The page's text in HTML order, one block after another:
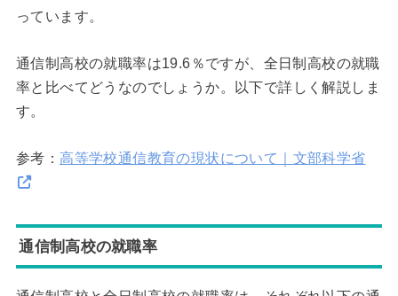
っています。
通信制高校の就職率は19.6％ですが、全日制高校の就職
率と比べてどうなのでしょうか。以下で詳しく解説しま
す。
参考：高等学校通信教育の現状について｜文部科学省
通信制高校の就職率